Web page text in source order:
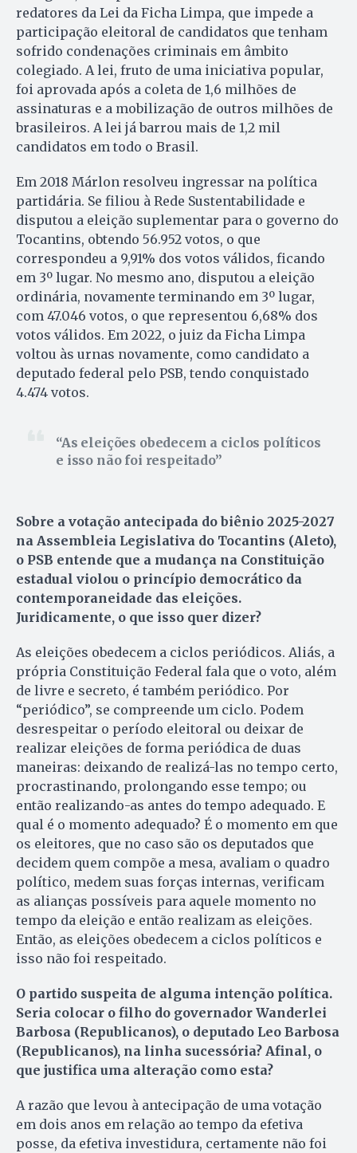
redatores da Lei da Ficha Limpa, que impede a
participação eleitoral de candidatos que tenham
sofrido condenações criminais em âmbito
colegiado. A lei, fruto de uma iniciativa popular,
foi aprovada após a coleta de 1,6 milhões de
assinaturas e a mobilização de outros milhões de
brasileiros. A lei já barrou mais de 1,2 mil
candidatos em todo o Brasil.
Em 2018 Márlon resolveu ingressar na política
partidária. Se filiou à Rede Sustentabilidade e
disputou a eleição suplementar para o governo do
Tocantins, obtendo 56.952 votos, o que
correspondeu a 9,91% dos votos válidos, ficando
em 3º lugar. No mesmo ano, disputou a eleição
ordinária, novamente terminando em 3º lugar,
com 47.046 votos, o que representou 6,68% dos
votos válidos. Em 2022, o juiz da Ficha Limpa
voltou às urnas novamente, como candidato a
deputado federal pelo PSB, tendo conquistado
4.474 votos.
As eleições obedecem a ciclos políticos
e isso não foi respeitado
Sobre a votação antecipada do biênio 2025-2027
na Assembleia Legislativa do Tocantins (Aleto),
o PSB entende que a mudança na Constituição
estadual violou o princípio democrático da
contemporaneidade das eleições.
Juridicamente, o que isso quer dizer?
As eleições obedecem a ciclos periódicos. Aliás, a
própria Constituição Federal fala que o voto, além
de livre e secreto, é também periódico. Por
“periódico”, se compreende um ciclo. Podem
desrespeitar o período eleitoral ou deixar de
realizar eleições de forma periódica de duas
maneiras: deixando de realizá-las no tempo certo,
procrastinando, prolongando esse tempo; ou
então realizando-as antes do tempo adequado. E
qual é o momento adequado? É o momento em que
os eleitores, que no caso são os deputados que
decidem quem compõe a mesa, avaliam o quadro
político, medem suas forças internas, verificam
as alianças possíveis para aquele momento no
tempo da eleição e então realizam as eleições.
Então, as eleições obedecem a ciclos políticos e
isso não foi respeitado.
O partido suspeita de alguma intenção política.
Seria colocar o filho do governador Wanderlei
Barbosa (Republicanos), o deputado Leo Barbosa
(Republicanos), na linha sucessória? Afinal, o
que justifica uma alteração como esta?
A razão que levou à antecipação de uma votação
em dois anos em relação ao tempo da efetiva
posse, da efetiva investidura, certamente não foi